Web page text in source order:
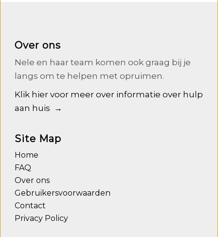
Over ons
Nele en haar team komen ook graag bij je
langs om te helpen met opruimen.
Klik hier voor meer over informatie over hulp
aan huis →
Site Map
Home
FAQ
Over ons
Gebruikersvoorwaarden
Contact
Privacy Policy